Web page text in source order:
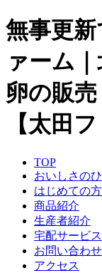
無事更
ァーム
卵の販
【太田
TOP
おいしさの
はじめての
商品紹介
生産者紹介
宅配サービス
お問い合わせ
アクセス